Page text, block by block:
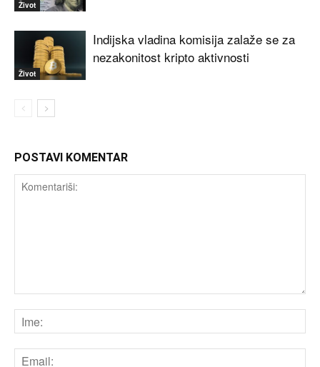
Život
Život
Indijska vladina komisija zalaže se za
nezakonitost kripto aktivnosti
POSTAVI KOMENTAR